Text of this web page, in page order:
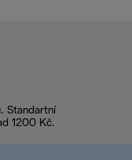
Standartní
1200 Kč.